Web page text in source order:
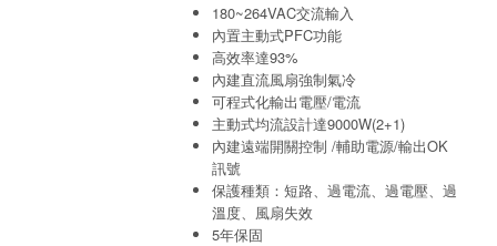
180~264VAC交流輸入
內置主動式PFC功能
高效率達93%
內建直流風扇強制氣冷
可程式化輸出電壓/電流
主動式均流設計達9000W(2+1)
內建遠端開關控制 /輔助電源/輸出OK
訊號
保護種類：短路、過電流、過電壓、過
溫度、風扇失效
5年保固